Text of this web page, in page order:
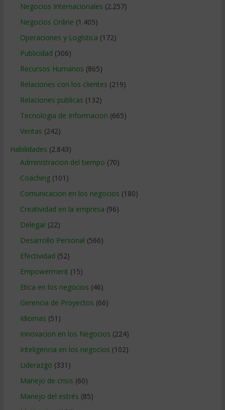
Negocios Internacionales (2.257)
Negocios Online (1.405)
Operaciones y Logística (172)
Publicidad (306)
Recursos Humanos (865)
Relaciones con los clientes (219)
Relaciones publicas (132)
Tecnologia de Informacion (665)
Ventas (242)
Habilidades (2.843)
Administracion del tiempo (70)
Coaching(101)
Comunicacion en los negocios (180)
Creatividad en la empresa (96)
Delegar(22)
Desarrollo Personal (566)
Efectividad (52)
Empowerment (15)
Etica en los negocios (46)
Gerencia de Proyectos (66)
Idiomas (51)
Innovacion en los Negocios (224)
Inteligencia en los negocios (102)
Liderazgo (331)
Manejo de crisis (60)
Manejo del estrés (85)